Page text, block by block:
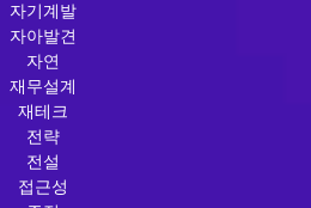
자기계발
자아발견
자연
재무설계
재테크
전략
전설
접근성